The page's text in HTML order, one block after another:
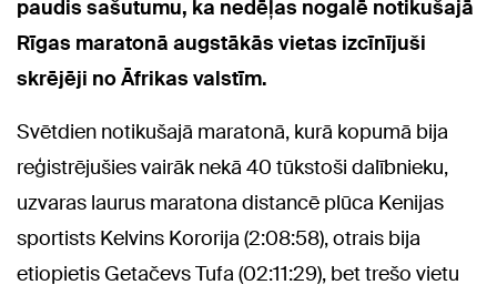
paudis sašutumu, ka nedēļas nogalē notikušajā
Rīgas maratonā augstākās vietas izcīnījuši
skrējēji no Āfrikas valstīm.
Svētdien notikušajā maratonā, kurā kopumā bija
reģistrējušies vairāk nekā 40 tūkstoši dalībnieku,
uzvaras laurus maratona distancē plūca Kenijas
sportists Kelvins Kororija (2:08:58), otrais bija
etiopietis Getačevs Tufa (02:11:29), bet trešo vietu